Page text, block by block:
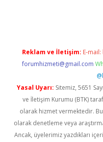
Reklam ve İletişim: E-mail:
forumhizmeti@gmail.com
Yasal Uyarı: Sitemiz, 5651
ve İletişim Kurumu (BTK)
olarak hizmet vermektedir.
olarak denetleme veya
Ancak, üyelerimiz yazdıkları